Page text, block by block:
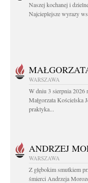
Naszej kochanej i
Najcieplejsze wyrazy
WARSZAWA
W dniu 3 sierpnia 2026
Małgorzata Kościelska
praktyka...
ANDRZEJ
WARSZAWA
Z głębokim smutkiem
śmierci Andrzeja